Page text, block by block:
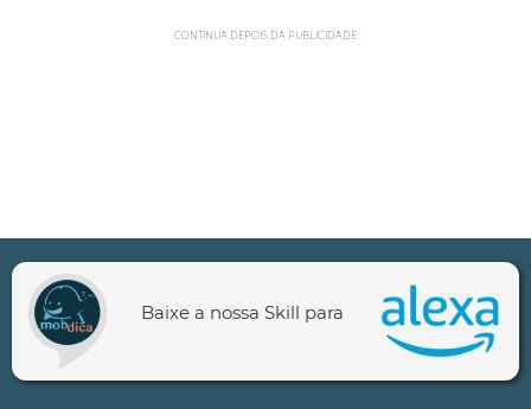
CONTINUA DEPOIS DA PUBLICIDADE
Baixe a nossa Skill para